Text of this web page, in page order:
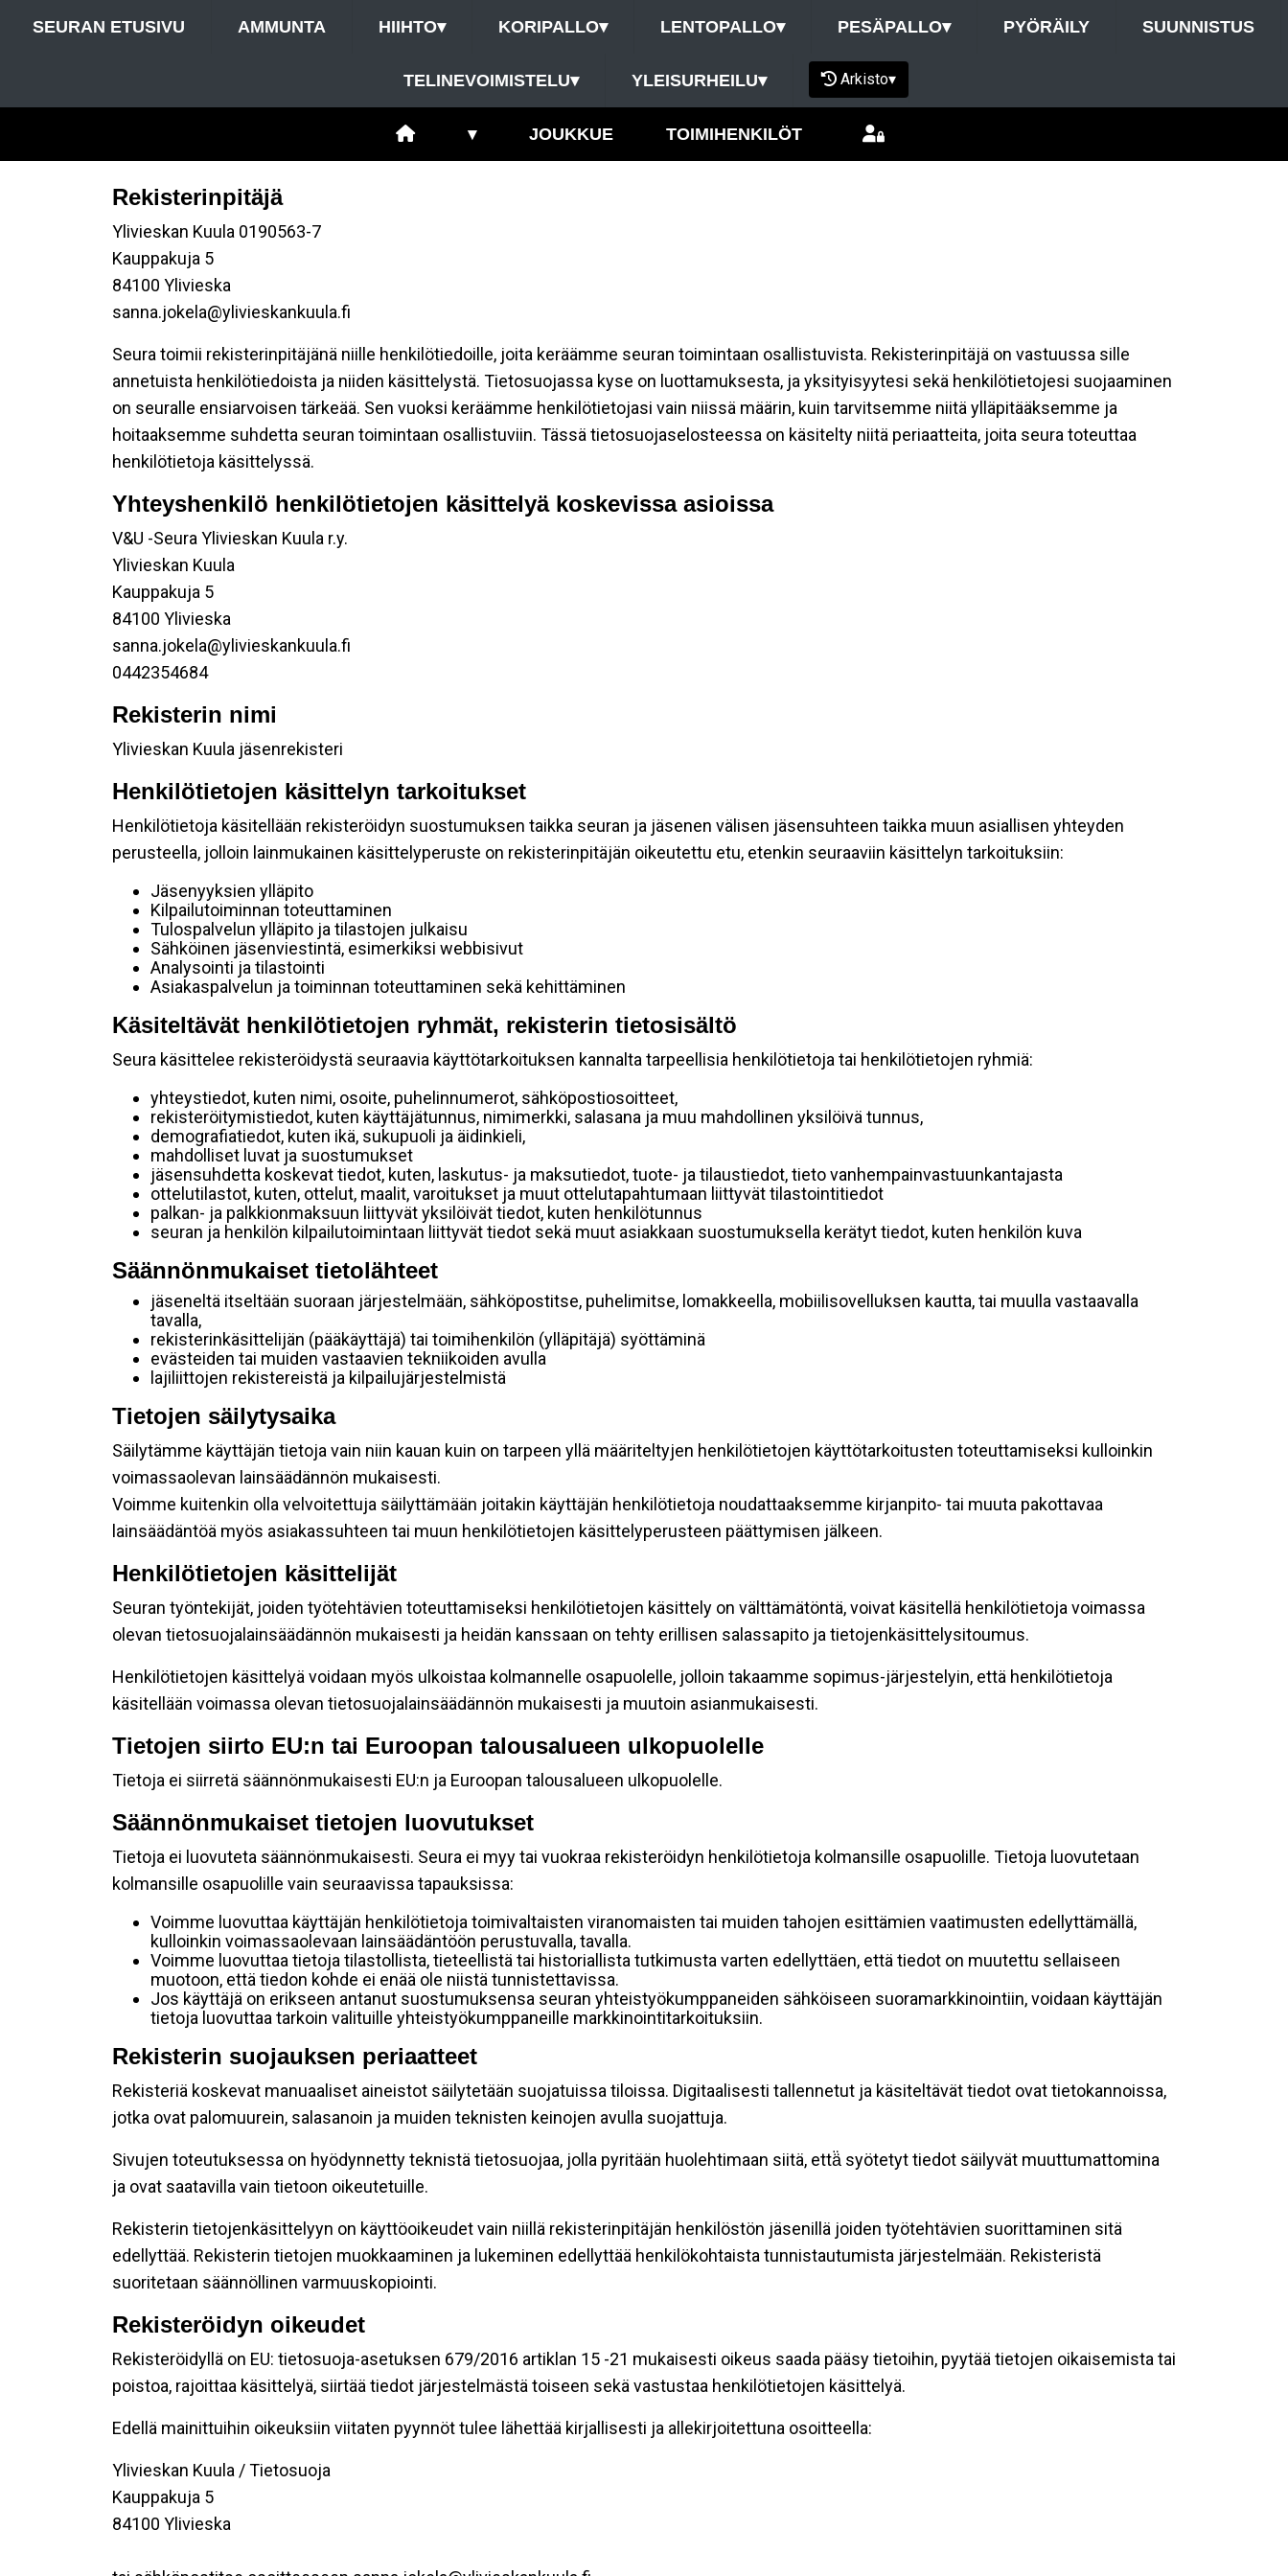
SEURAN ETUSIVU AMMUNTA HIIHTO▾ KORIPALLO▾ LENTOPALLO▾ PESÄPALLO▾ PYÖRÄILY SUUNNISTUS
TELINEVOIMISTELU▾ YLEISURHEILU▾ Arkisto▾
▾ JOUKKUE TOIMIHENKILÖT
Rekisterinpitäjä
Ylivieskan Kuula 0190563-7
Kauppakuja 5
84100 Ylivieska
sanna.jokela@ylivieskankuula.fi
Seura toimii rekisterinpitäjänä niille henkilötiedoille, joita keräämme seuran toimintaan osallistuvista. Rekisterinpitäjä on vastuussa sille
annetuista henkilötiedoista ja niiden käsittelystä. Tietosuojassa kyse on luottamuksesta, ja yksityisyytesi sekä henkilötietojesi suojaaminen
on seuralle ensiarvoisen tärkeää. Sen vuoksi keräämme henkilötietojasi vain niissä määrin, kuin tarvitsemme niitä ylläpitääksemme ja
hoitaaksemme suhdetta seuran toimintaan osallistuviin. Tässä tietosuojaselosteessa on käsitelty niitä periaatteita, joita seura toteuttaa
henkilötietoja käsittelyssä.
Yhteyshenkilö henkilötietojen käsittelyä koskevissa asioissa
V&U -Seura Ylivieskan Kuula r.y.
Ylivieskan Kuula
Kauppakuja 5
84100 Ylivieska
sanna.jokela@ylivieskankuula.fi
0442354684
Rekisterin nimi
Ylivieskan Kuula jäsenrekisteri
Henkilötietojen käsittelyn tarkoitukset
Henkilötietoja käsitellään rekisteröidyn suostumuksen taikka seuran ja jäsenen välisen jäsensuhteen taikka muun asiallisen yhteyden
perusteella, jolloin lainmukainen käsittelyperuste on rekisterinpitäjän oikeutettu etu, etenkin seuraaviin käsittelyn tarkoituksiin:
Jäsenyyksien ylläpito
Kilpailutoiminnan toteuttaminen
Tulospalvelun ylläpito ja tilastojen julkaisu
Sähköinen jäsenviestintä, esimerkiksi webbisivut
Analysointi ja tilastointi
Asiakaspalvelun ja toiminnan toteuttaminen sekä kehittäminen
Käsiteltävät henkilötietojen ryhmät, rekisterin tietosisältö
Seura käsittelee rekisteröidystä seuraavia käyttötarkoituksen kannalta tarpeellisia henkilötietoja tai henkilötietojen ryhmiä:
yhteystiedot, kuten nimi, osoite, puhelinnumerot, sähköpostiosoitteet,
rekisteröitymistiedot, kuten käyttäjätunnus, nimimerkki, salasana ja muu mahdollinen yksilöivä tunnus,
demografiatiedot, kuten ikä, sukupuoli ja äidinkieli,
mahdolliset luvat ja suostumukset
jäsensuhdetta koskevat tiedot, kuten, laskutus- ja maksutiedot, tuote- ja tilaustiedot, tieto vanhempainvastuunkantajasta
ottelutilastot, kuten, ottelut, maalit, varoitukset ja muut ottelutapahtumaan liittyvät tilastointitiedot
palkan- ja palkkionmaksuun liittyvät yksilöivät tiedot, kuten henkilötunnus
seuran ja henkilön kilpailutoimintaan liittyvät tiedot sekä muut asiakkaan suostumuksella kerätyt tiedot, kuten henkilön kuva
Säännönmukaiset tietolähteet
jäseneltä itseltään suoraan järjestelmään, sähköpostitse, puhelimitse, lomakkeella, mobiilisovelluksen kautta, tai muulla vastaavalla
tavalla,
rekisterinkäsittelijän (pääkäyttäjä) tai toimihenkilön (ylläpitäjä) syöttäminä
evästeiden tai muiden vastaavien tekniikoiden avulla
lajiliittojen rekistereistä ja kilpailujärjestelmistä
Tietojen säilytysaika
Säilytämme käyttäjän tietoja vain niin kauan kuin on tarpeen yllä määriteltyjen henkilötietojen käyttötarkoitusten toteuttamiseksi kulloinkin
voimassaolevan lainsäädännön mukaisesti.
Voimme kuitenkin olla velvoitettuja säilyttämään joitakin käyttäjän henkilötietoja noudattaaksemme kirjanpito- tai muuta pakottavaa
lainsäädäntöä myös asiakassuhteen tai muun henkilötietojen käsittelyperusteen päättymisen jälkeen.
Henkilötietojen käsittelijät
Seuran työntekijät, joiden työtehtävien toteuttamiseksi henkilötietojen käsittely on välttämätöntä, voivat käsitellä henkilötietoja voimassa
olevan tietosuojalainsäädännön mukaisesti ja heidän kanssaan on tehty erillisen salassapito ja tietojenkäsittelysitoumus.
Henkilötietojen käsittelyä voidaan myös ulkoistaa kolmannelle osapuolelle, jolloin takaamme sopimus-järjestelyin, että henkilötietoja
käsitellään voimassa olevan tietosuojalainsäädännön mukaisesti ja muutoin asianmukaisesti.
Tietojen siirto EU:n tai Euroopan talousalueen ulkopuolelle
Tietoja ei siirretä säännönmukaisesti EU:n ja Euroopan talousalueen ulkopuolelle.
Säännönmukaiset tietojen luovutukset
Tietoja ei luovuteta säännönmukaisesti. Seura ei myy tai vuokraa rekisteröidyn henkilötietoja kolmansille osapuolille. Tietoja luovutetaan
kolmansille osapuolille vain seuraavissa tapauksissa:
Voimme luovuttaa käyttäjän henkilötietoja toimivaltaisten viranomaisten tai muiden tahojen esittämien vaatimusten edellyttämällä,
kulloinkin voimassaolevaan lainsäädäntöön perustuvalla, tavalla.
Voimme luovuttaa tietoja tilastollista, tieteellistä tai historiallista tutkimusta varten edellyttäen, että tiedot on muutettu sellaiseen
muotoon, että tiedon kohde ei enää ole niistä tunnistettavissa.
Jos käyttäjä on erikseen antanut suostumuksensa seuran yhteistyökumppaneiden sähköiseen suoramarkkinointiin, voidaan käyttäjän
tietoja luovuttaa tarkoin valituille yhteistyökumppaneille markkinointitarkoituksiin.
Rekisterin suojauksen periaatteet
Rekisteriä koskevat manuaaliset aineistot säilytetään suojatuissa tiloissa. Digitaalisesti tallennetut ja käsiteltävät tiedot ovat tietokannoissa,
jotka ovat palomuurein, salasanoin ja muiden teknisten keinojen avulla suojattuja.
Sivujen toteutuksessa on hyödynnetty teknistä tietosuojaa, jolla pyritään huolehtimaan siitä, että̈ syötetyt tiedot säilyvät muuttumattomina
ja ovat saatavilla vain tietoon oikeutetuille.
Rekisterin tietojenkäsittelyyn on käyttöoikeudet vain niillä rekisterinpitäjän henkilöstön jäsenillä joiden työtehtävien suorittaminen sitä
edellyttää. Rekisterin tietojen muokkaaminen ja lukeminen edellyttää henkilökohtaista tunnistautumista järjestelmään. Rekisteristä
suoritetaan säännöllinen varmuuskopiointi.
Rekisteröidyn oikeudet
Rekisteröidyllä on EU: tietosuoja-asetuksen 679/2016 artiklan 15 -21 mukaisesti oikeus saada pääsy tietoihin, pyytää tietojen oikaisemista tai
poistoa, rajoittaa käsittelyä, siirtää tiedot järjestelmästä toiseen sekä vastustaa henkilötietojen käsittelyä.
Edellä mainittuihin oikeuksiin viitaten pyynnöt tulee lähettää kirjallisesti ja allekirjoitettuna osoitteella:
Ylivieskan Kuula / Tietosuoja
Kauppakuja 5
84100 Ylivieska